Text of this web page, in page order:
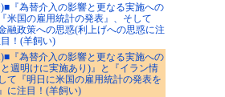
『為替介入の影響と更なる実施への
米国の雇用統計の発表』、そして
融政策への思惑(利上げへの思惑に注
！(羊飼い)
『為替介入の影響と更なる実施への
週明けに実施あり)』と『イラン情
て『明日に米国の雇用統計の発表を
に注目！(羊飼い)